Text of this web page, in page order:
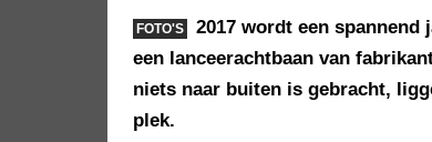
FOTO'S
2017 wordt een spannend
een lanceerachtbaan van
niets naar buiten is gebracht,
plek.